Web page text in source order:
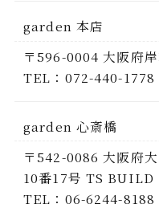
garden 本店
〒596-0004 大阪府
TEL：072-440-1778
garden 心斎橋
〒542-0086 大阪府
10番17号 TS BUILD
TEL：06-6244-8188